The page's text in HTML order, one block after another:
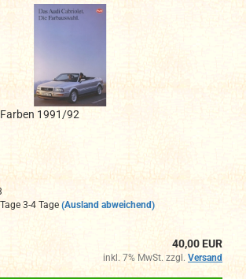
1991/92
3-4 Tage (Ausland abweichend)
40,00 EUR
inkl. 7% MwSt. zzgl. Versand